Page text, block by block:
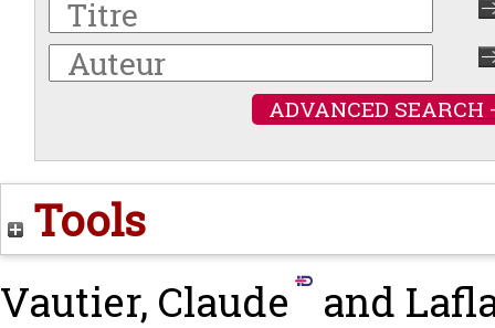
ADVANCED SEARCH
Tools
Vautier, Claude and